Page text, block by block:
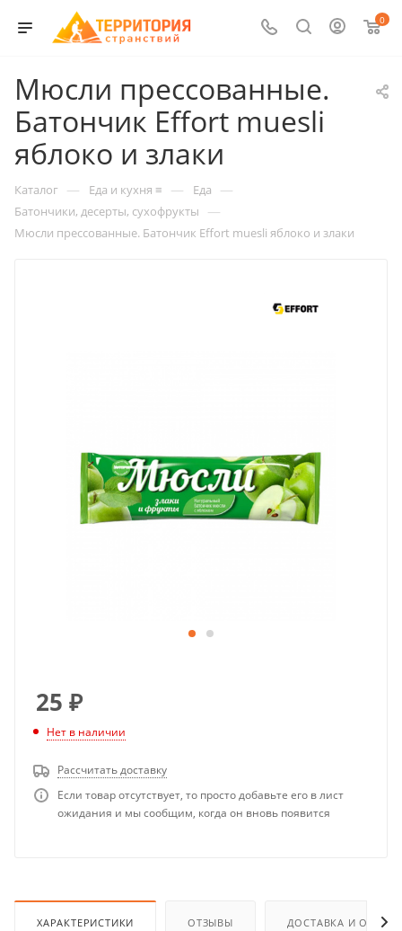
0
Мюсли прессованные.
Батончик Effort muesli
яблоко и злаки
Каталог — Еда и кухня ≡ — Еда —
Батончики, десерты, сухофрукты —
Мюсли прессованные. Батончик Effort muesli яблоко и злаки
25 ₽
Нет в наличии
Рассчитать доставку
Если товар отсутствует, то просто добавьте его в лист
ожидания и мы сообщим, когда он вновь появится
ХАРАКТЕРИСТИКИ ОТЗЫВЫ ДОСТАВКА И